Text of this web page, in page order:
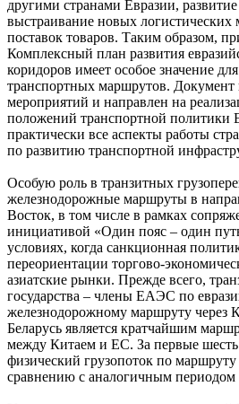
другими странами Евразии,
выстраивание новых логистических
поставок товаров. Таким образом,
Комплексный план развития
коридоров имеет особое значение
транспортных маршрутов. Документ
мероприятий и направлен на
положений транспортной политики
практически все аспекты работы
по развитию транспортной
Особую роль в транзитных
железнодорожные маршруты в
Восток, в том числе в рамках
инициативой «Один пояс – один
условиях, когда санкционная
переориентации торгово-
азиатские рынки. Прежде всего,
государства – члены ЕАЭС по
железнодорожному маршруту через
Беларусь является кратчайшим
между Китаем и ЕС. За первые шесть
физический грузопоток по
сравнению с аналогичным периодом